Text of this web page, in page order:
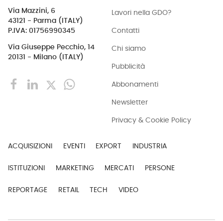
Via Mazzini, 6
43121 - Parma (ITALY)
P.IVA: 01756990345
Via Giuseppe Pecchio, 14
20131 - Milano (ITALY)
Lavori nella GDO?
Contatti
Chi siamo
Pubblicità
Abbonamenti
Newsletter
Privacy & Cookie Policy
ACQUISIZIONI EVENTI EXPORT INDUSTRIA
ISTITUZIONI MARKETING MERCATI PERSONE
REPORTAGE RETAIL TECH VIDEO